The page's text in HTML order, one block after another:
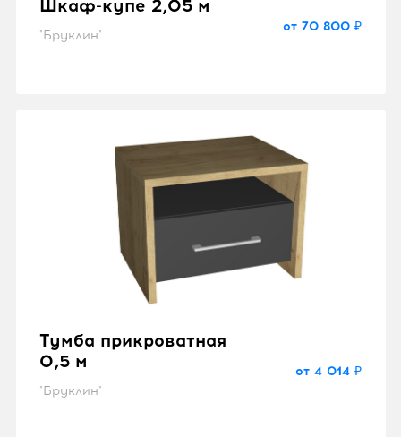
Шкаф-купе 2,05 м
"Бруклин"
от 70 800 ₽
Тумба прикроватная
0,5 м
"Бруклин"
от 4 014 ₽